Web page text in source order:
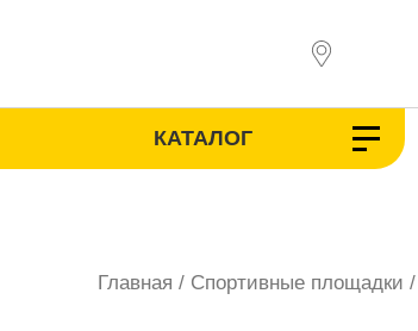
КАТАЛОГ
Главная / Спортивные площадки /